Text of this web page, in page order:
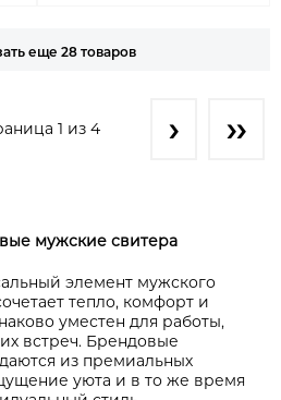
еще 28 товаров
1 из 4
мужские свитера
элемент мужского
тепло, комфорт и
уместен для работы,
встреч. Брендовые
из премиальных
уюта и в то же время